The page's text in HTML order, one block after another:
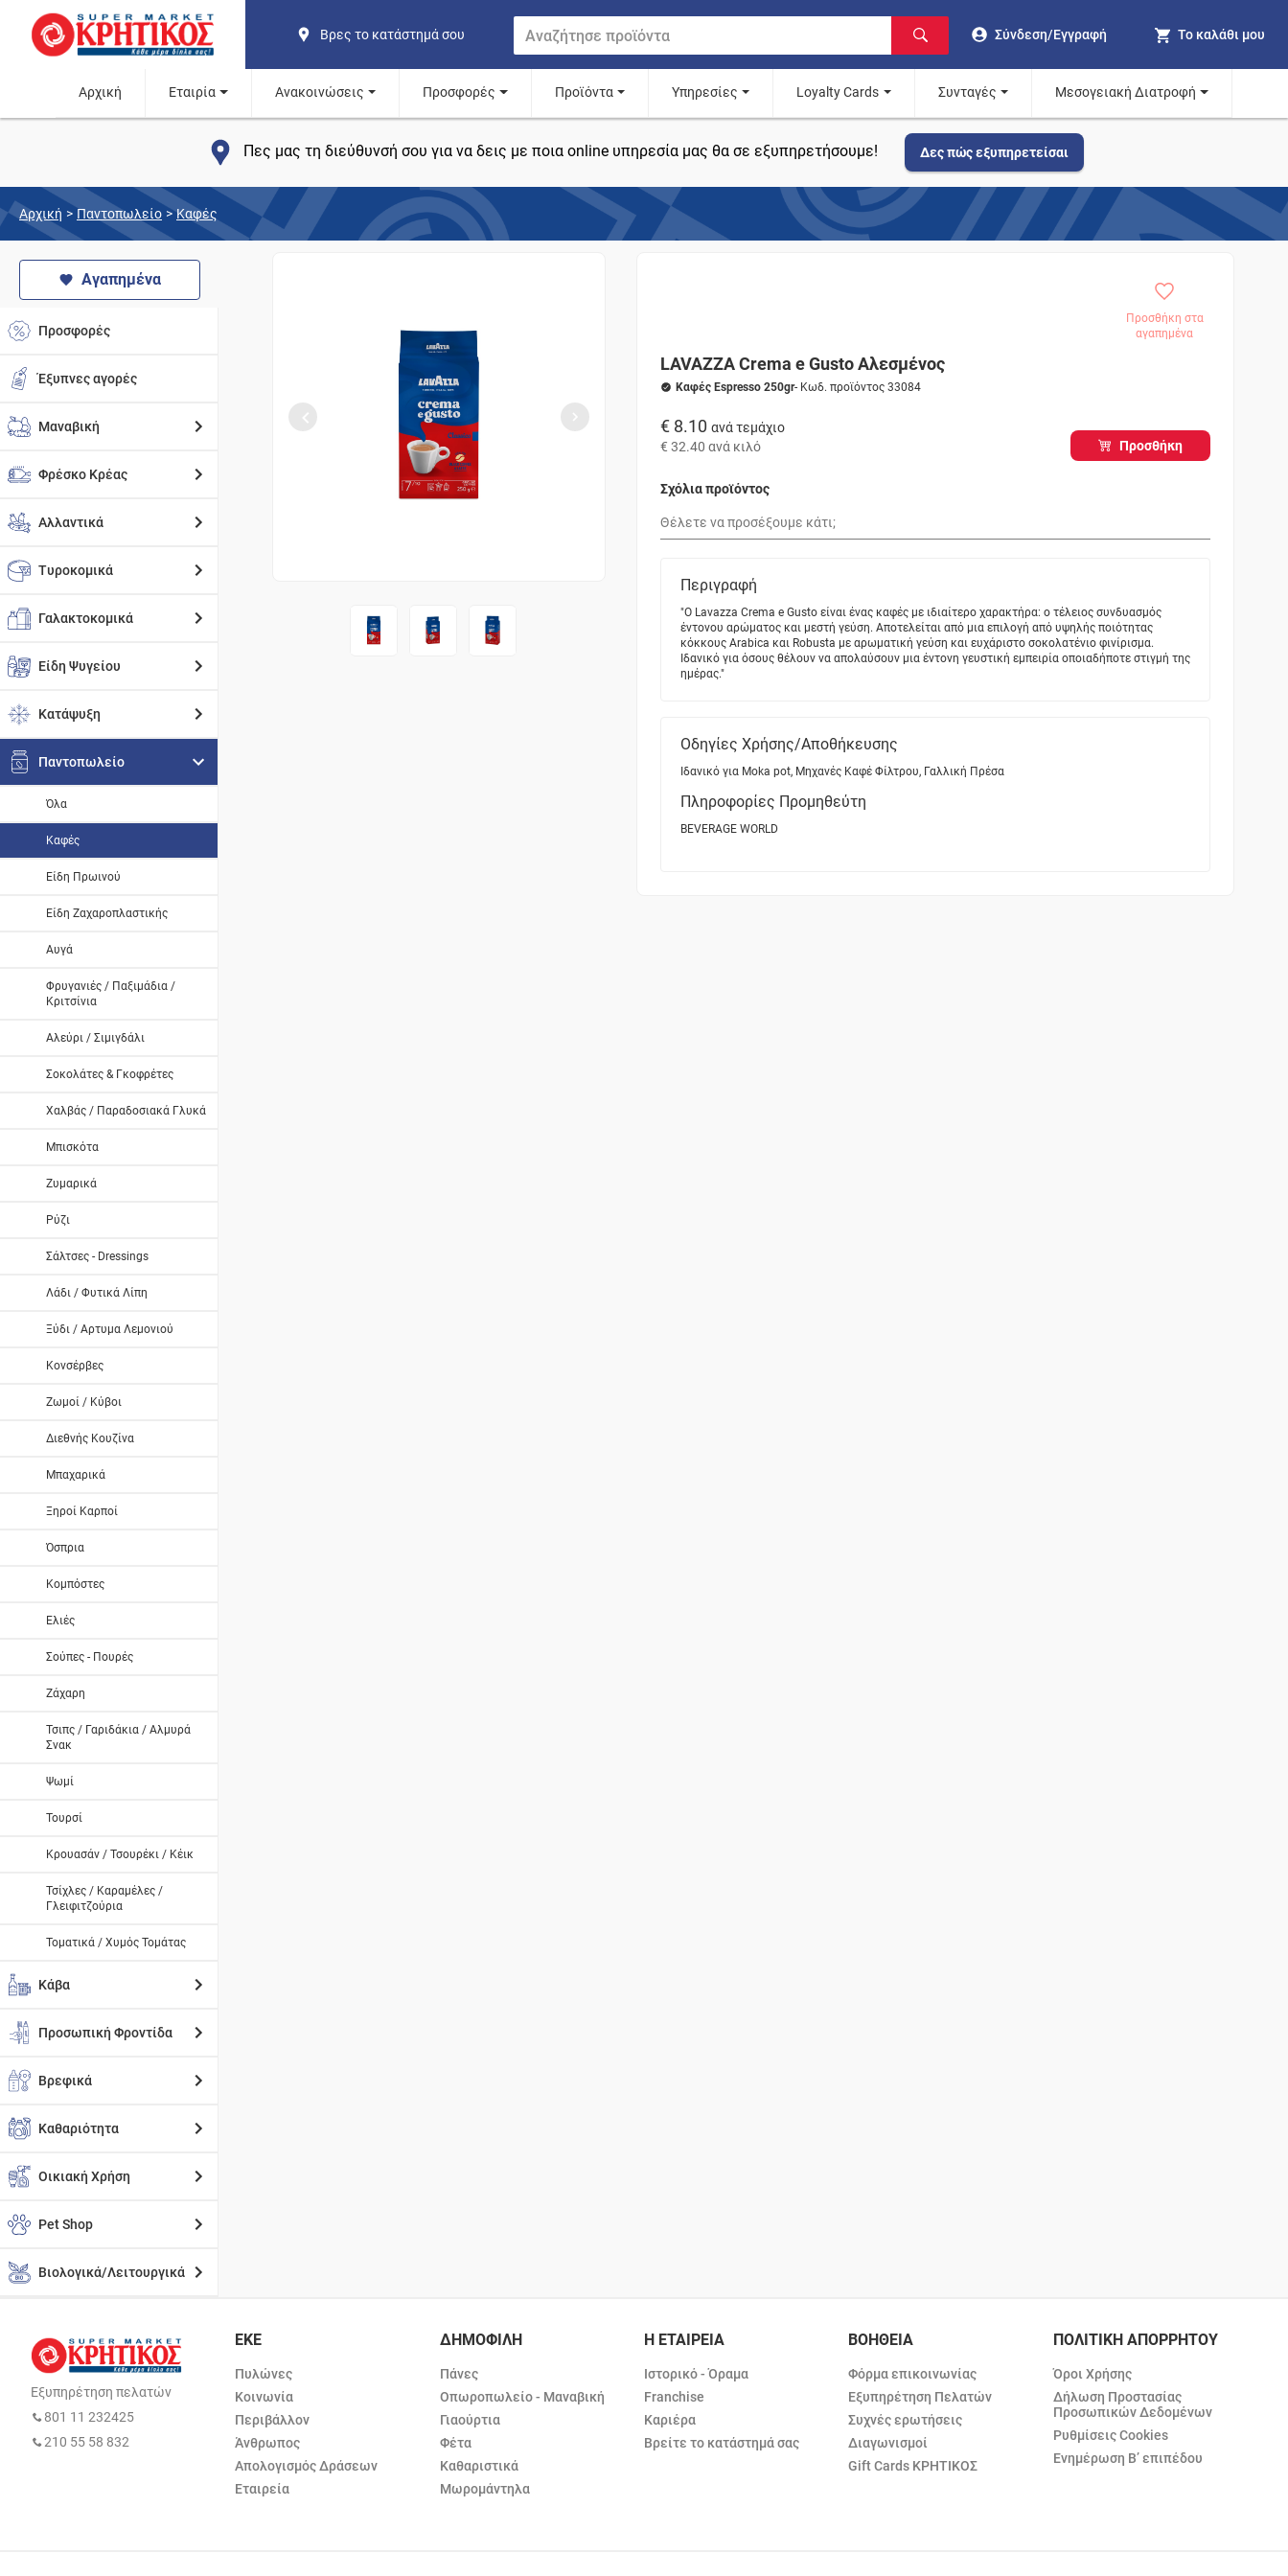
Βρες το κατάστημά σου Σύνδεση/Εγγραφή Το καλάθι μου
Αρχική Εταιρία Ανακοινώσεις Προσφορές Προϊόντα Υπηρεσίες Loyalty Cards Συνταγές Μεσογειακή Διατροφή
Πες μας τη διεύθυνσή σου για να δεις με ποια online υπηρεσία μας θα σε εξυπηρετήσουμε! Δες πώς εξυπηρετείσαι
Αρχική > Παντοπωλείο > Καφές
Αγαπημένα
Προσφορές
Έξυπνες αγορές
Μαναβική
Φρέσκο Κρέας
Αλλαντικά
Τυροκομικά
Γαλακτοκομικά
Είδη Ψυγείου
Κατάψυξη
Παντοπωλείο
Όλα
Καφές
Είδη Πρωινού
Είδη Ζαχαροπλαστικής
Αυγά
Φρυγανιές / Παξιμάδια /
Κριτσίνια
Αλεύρι / Σιμιγδάλι
Σοκολάτες & Γκοφρέτες
Χαλβάς / Παραδοσιακά Γλυκά
Μπισκότα
Ζυμαρικά
Ρύζι
Σάλτσες - Dressings
Λάδι / Φυτικά Λίπη
Ξύδι / Αρτυμα Λεμονιού
Κονσέρβες
Ζωμοί / Κύβοι
Διεθνής Κουζίνα
Μπαχαρικά
Ξηροί Καρποί
Όσπρια
Κομπόστες
Ελιές
Σούπες - Πουρές
Ζάχαρη
Τσιπς / Γαριδάκια / Αλμυρά
Σνακ
Ψωμί
Τουρσί
Κρουασάν / Τσουρέκι / Κέικ
Τσίχλες / Καραμέλες /
Γλειφιτζούρια
Τοματικά / Χυμός Τομάτας
Κάβα
Προσωπική Φροντίδα
Βρεφικά
Καθαριότητα
Οικιακή Χρήση
Pet Shop
Βιολογικά/Λειτουργικά
Προσθήκη στα
αγαπημένα
LAVAZZA Crema e Gusto Αλεσμένος
Καφές Espresso 250gr- Κωδ. προϊόντος 33084
€ 8.10 ανά τεμάχιο
€ 32.40 ανά κιλό Προσθήκη
Σχόλια προϊόντος
Περιγραφή
"Ο Lavazza Crema e Gusto είναι ένας καφές με ιδιαίτερο χαρακτήρα: ο τέλειος συνδυασμός
έντονου αρώματος και μεστή γεύση. Αποτελείται από μια επιλογή από υψηλής ποιότητας
κόκκους Arabica και Robusta με αρωματική γεύση και ευχάριστο σοκολατένιο φινίρισμα.
Ιδανικό για όσους θέλουν να απολαύσουν μια έντονη γευστική εμπειρία οποιαδήποτε στιγμή της
ημέρας."
Οδηγίες Χρήσης/Αποθήκευσης
Ιδανικό για Moka pot, Μηχανές Καφέ Φίλτρου, Γαλλική Πρέσα
Πληροφορίες Προμηθεύτη
BEVERAGE WORLD
Εξυπηρέτηση πελατών
801 11 232425
210 55 58 832
ΕΚΕ
Πυλώνες
Κοινωνία
Περιβάλλον
Άνθρωπος
Απολογισμός Δράσεων
Εταιρεία
ΔΗΜΟΦΙΛΗ
Πάνες
Οπωροπωλείο - Μαναβική
Γιαούρτια
Φέτα
Καθαριστικά
Μωρομάντηλα
Η ΕΤΑΙΡΕΙΑ
Ιστορικό - Όραμα
Franchise
Καριέρα
Βρείτε το κατάστημά σας
ΒΟΗΘΕΙΑ
Φόρμα επικοινωνίας
Εξυπηρέτηση Πελατών
Συχνές ερωτήσεις
Διαγωνισμοί
Gift Cards ΚΡΗΤΙΚΟΣ
ΠΟΛΙΤΙΚΗ ΑΠΟΡΡΗΤΟΥ
Όροι Χρήσης
Δήλωση Προστασίας
Προσωπικών Δεδομένων
Ρυθμίσεις Cookies
Ενημέρωση Β’ επιπέδου